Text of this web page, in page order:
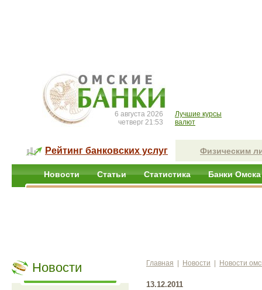
6 августа 2026
четверг 21:53
Лучшие курсы
валют
Рейтинг банковских услуг Физическим
Новости Статьи Статистика Банки Омска
Новости Главная Новости Новости
13.12.2011